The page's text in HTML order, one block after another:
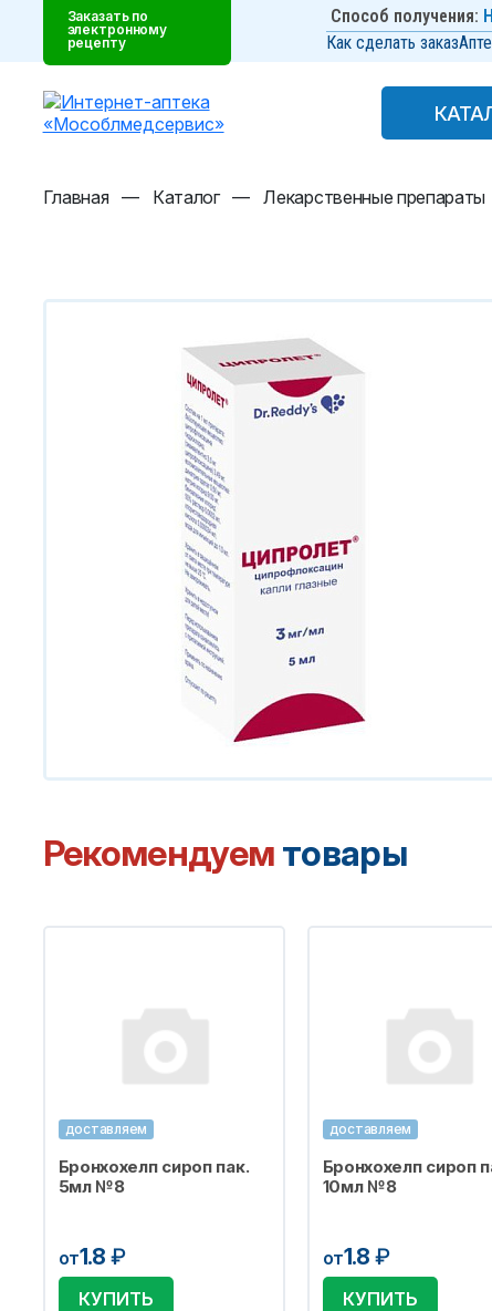
Заказать по
электронному
рецепту
Способ получения:
Как сделать заказ
Главная — Каталог — Лекарственные препараты
Рекомендуем товары
доставляем
Бронхохелп сироп пак.
5мл №8
от1.8 ₽
КУПИТЬ
доставляем
Бронхохелп сироп
10мл №8
от1.8 ₽
КУПИТЬ